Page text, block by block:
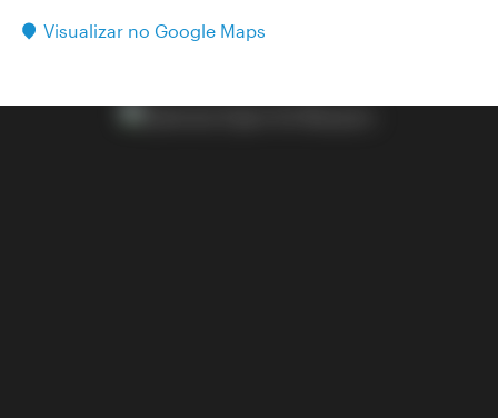
Visualizar no Google Maps